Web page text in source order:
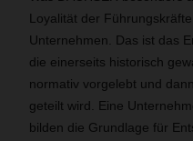
Loyalität der
Unternehmen. Das ist das
die einerseits historisch
normativ vorgelebt und
geteilt wird. Eine
bilden die Grundlage für